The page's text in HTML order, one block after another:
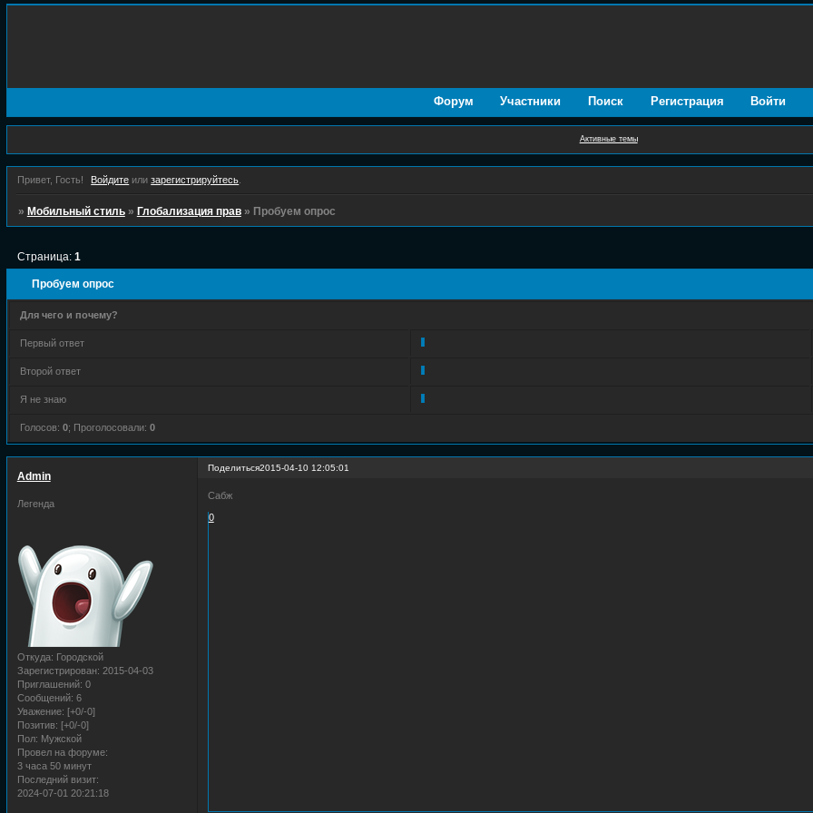
Форум Участники Поиск Регистрация Войти
Активные темы
Привет, Гость! Войдите илизарегистрируйтесь.
» Мобильный стиль » Глобализация прав » Пробуем опрос
Пробуем опрос
Страница: 1
Для чего и почему?
Первый ответ
Второй ответ
Я не знаю
Голосов: 0; Проголосовали: 0
Поделиться2015-04-10 12:05:01
Admin
Легенда
Откуда: Городской
Зарегистрирован: 2015-04-03
Приглашений: 0
Сообщений: 6
Уважение: [+0/-0]
Позитив: [+0/-0]
Пол: Мужской
Провел на форуме:
3 часа 50 минут
Последний визит:
2024-07-01 20:21:18
Сабж
0